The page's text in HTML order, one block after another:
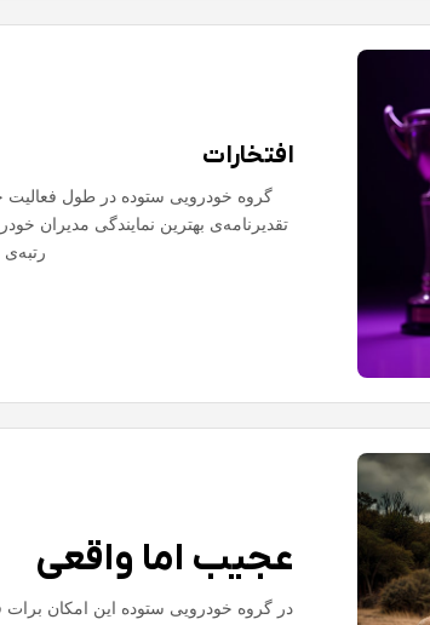
افتخارات
گروه خودرویی ستوده در طول فعالیت
تقدیرنامه‌ی بهترین نمایندگی مدیران
عجیب اما واقعی
در گروه خودرویی ستوده این امکان